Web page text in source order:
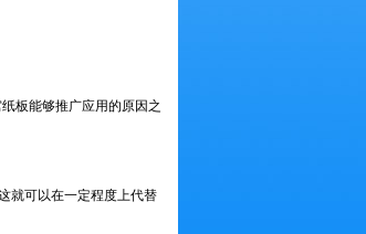
板能够推广应用的原因之
就可以在一定程度上代替